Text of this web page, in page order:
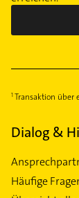
Transaktion über
Dialog &
Häufige